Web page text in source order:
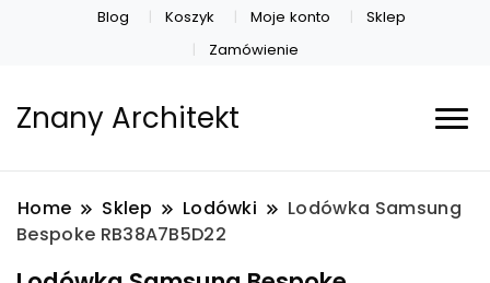
Blog Koszyk Moje konto
Sklep
Zamówienie
Znany Architekt
Home Sklep Lodówki
Lodówka Samsung
Bespoke RB38A7B5D22